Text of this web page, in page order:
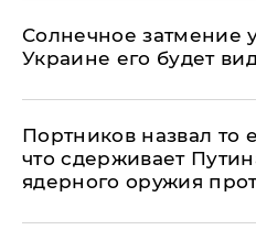
​Солнечное затмение
Украине его будет
Портников назвал то
что сдерживает
ядерного оружия